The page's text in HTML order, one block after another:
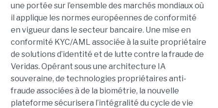
une portée sur l’ensemble des marchés mondiaux où
il applique les normes européennes de conformité
en vigueur dans le secteur bancaire. Une mise en
conformité KYC/AML associée à la suite propriétaire
de solutions d’identité et de lutte contre la fraude de
Veridas. Opérant sous une architecture IA
souveraine, de technologies propriétaires anti-
fraude associées à de la biométrie, la nouvelle
plateforme sécurisera l’intégralité du cycle de vie